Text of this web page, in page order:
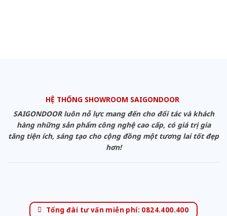
HỆ THỐNG SHOWROOM SAIGONDOOR
SAIGONDOOR luôn nỗ lực mang đến cho đối tác và khách
hàng những sản phẩm công nghệ cao cấp, có giá trị gia
tăng tiện ích, sáng tạo cho cộng đồng một tương lai tốt đẹp
hơn!
Tổng đài tư vấn miễn phí: 0824.400.400